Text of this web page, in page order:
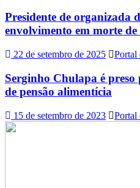
Presidente de organizada
envolvimento em morte de
22 de setembro de 2025 Portal
Serginho Chulapa é
de pensão alimentícia
15 de setembro de 2023 Portal